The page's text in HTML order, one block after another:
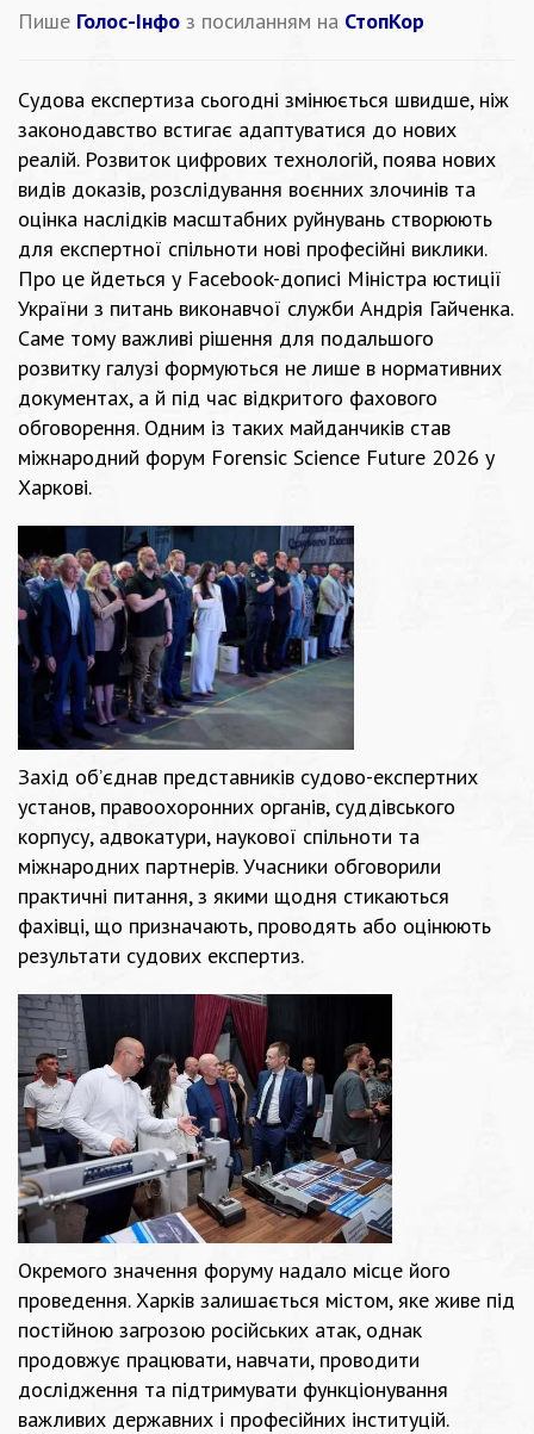
Пише Голос-Інфо з посиланням на СтопКор
Судова експертиза сьогодні змінюється швидше, ніж
законодавство встигає адаптуватися до нових
реалій. Розвиток цифрових технологій, поява нових
видів доказів, розслідування воєнних злочинів та
оцінка наслідків масштабних руйнувань створюють
для експертної спільноти нові професійні виклики.
Про це йдеться у Facebook-дописі Міністра юстиції
України з питань виконавчої служби Андрія Гайченка.
Саме тому важливі рішення для подальшого
розвитку галузі формуються не лише в нормативних
документах, а й під час відкритого фахового
обговорення. Одним із таких майданчиків став
міжнародний форум Forensic Science Future 2026 у
Харкові.
Захід об’єднав представників судово-експертних
установ, правоохоронних органів, суддівського
корпусу, адвокатури, наукової спільноти та
міжнародних партнерів. Учасники обговорили
практичні питання, з якими щодня стикаються
фахівці, що призначають, проводять або оцінюють
результати судових експертиз.
Окремого значення форуму надало місце його
проведення. Харків залишається містом, яке живе під
постійною загрозою російських атак, однак
продовжує працювати, навчати, проводити
дослідження та підтримувати функціонування
важливих державних і професійних інституцій.